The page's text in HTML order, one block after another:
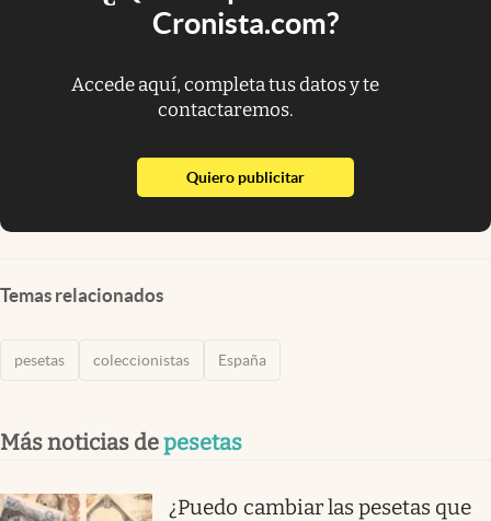
Cronista.com?
Accede aquí, completa tus datos y te
contactaremos.
Quiero publicitarabre en nueva pestaña
Temas relacionados
pesetas coleccionistas España
Más noticias depesetas
¿Puedo cambiar las pesetas que